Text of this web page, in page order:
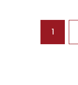
Pagination
1